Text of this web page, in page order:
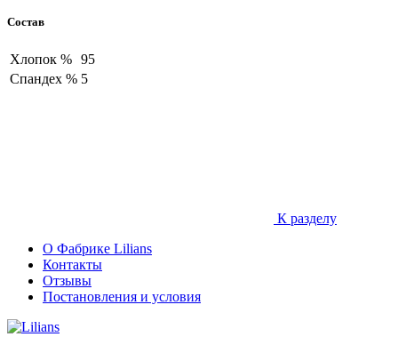
Состав
Хлопок % 95
Спандех % 5
К разделу
О Фабрике Lilians
Контакты
Отзывы
Постановления и условия